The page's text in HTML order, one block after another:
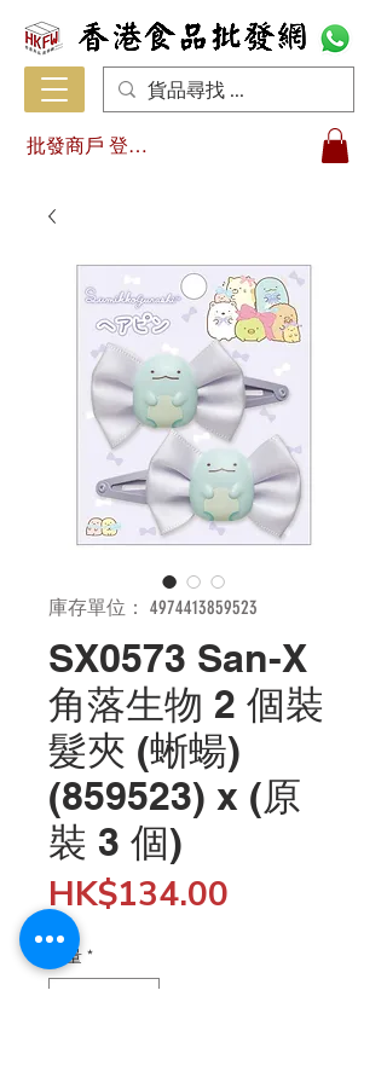
批發商戶 登入/註冊
庫存單位： 4974413859523
SX0573 San-X
角落生物 2 個裝
髮夾 (蜥蝪)
(859523) x (原
裝 3 個)
HK$134.00
數量 *